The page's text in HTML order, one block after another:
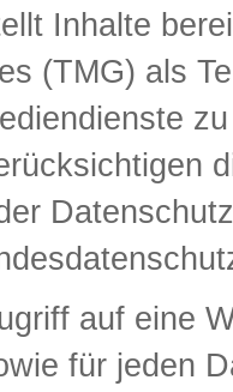
Inhalte
(TMG) als
auf eine
für jeden